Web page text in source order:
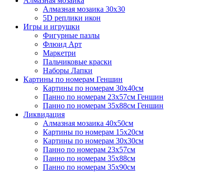
Алмазная мозаика 30х30
5D реплики икон
Игры и игрушки
Фигурные пазлы
Флюид Арт
Маркетри
Пальчиковые краски
Наборы Лапки
Картины по номерам Геншин
Картины по номерам 30х40см
Панно по номерам 23х57см Геншин
Панно по номерам 35х88см Геншин
Ликвидация
Алмазная мозаика 40х50см
Картины по номерам 15х20см
Картины по номерам 30х30см
Панно по номерам 23х57см
Панно по номерам 35х88см
Панно по номерам 35х90см